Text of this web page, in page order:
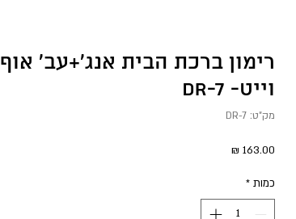
רימון ברכת הבית אנג'+עב' אוף
וייט- DR-7
מק"ט: DR-7
מחיר
כמות *